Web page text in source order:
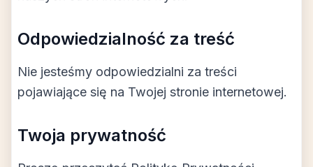
Odpowiedzialność za treść
Nie jesteśmy odpowiedzialni za treści
pojawiające się na Twojej stronie internetowej.
Twoja prywatność